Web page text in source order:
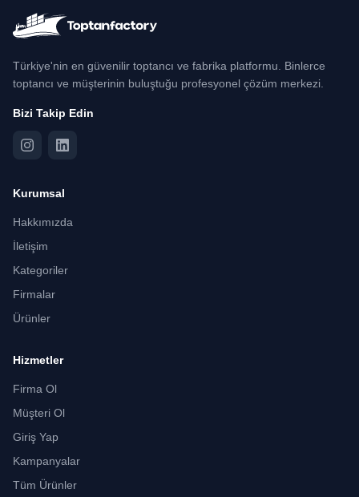
Türkiye'nin en güvenilir toptancı ve fabrika platformu. Binlerce
toptancı ve müşterinin buluştuğu profesyonel çözüm merkezi.
Bizi Takip Edin
Kurumsal
Hakkımızda
İletişim
Kategoriler
Firmalar
Ürünler
Hizmetler
Firma Ol
Müşteri Ol
Giriş Yap
Kampanyalar
Tüm Ürünler